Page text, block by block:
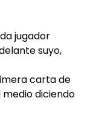
jugador
suyo,
carta de
diciendo